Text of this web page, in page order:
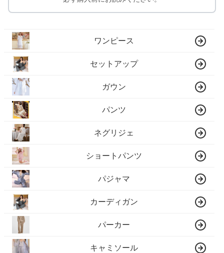
ワンピース
セットアップ
ガウン
パンツ
ネグリジェ
ショートパンツ
パジャマ
カーディガン
パーカー
キャミソール